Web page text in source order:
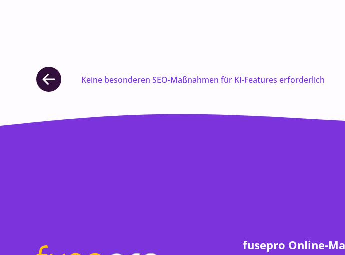
Keine besonderen SEO-Maßnahmen für KI-Features erforderlich
fusepro Online-